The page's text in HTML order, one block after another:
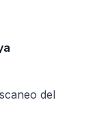
del